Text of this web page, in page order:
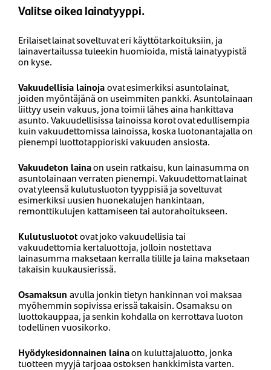
Valitse oikea lainatyyppi.
Erilaiset lainat soveltuvat eri käyttötarkoituksiin, ja
lainavertailussa tuleekin huomioida, mistä lainatyypistä
on kyse.
Vakuudellisia lainojaovat esimerkiksi asuntolainat,
joiden myöntäjänä on useimmiten pankki. Asuntolainaan
liittyy usein vakuus, jona toimii lähes aina hankittava
asunto. Vakuudellisissa lainoissa korot ovat edullisempia
kuin vakuudettomissa lainoissa, koska luotonantajalla on
pienempi luottotappioriski vakuuden ansiosta.
Vakuudeton lainaon usein ratkaisu, kun lainasumma on
asuntolainaan verraten pienempi. Vakuudettomat lainat
ovat yleensä kulutusluoton tyyppisiä ja soveltuvat
esimerkiksi uusien huonekalujen hankintaan,
remonttikulujen kattamiseen tai autorahoitukseen.
Kulutusluototovat joko vakuudellisia tai
vakuudettomia kertaluottoja, jolloin nostettava
lainasumma maksetaan kerralla tilille ja laina maksetaan
takaisin kuukausierissä.
Osamaksun avulla jonkin tietyn hankinnan voi maksaa
myöhemmin sopivissa erissä takaisin. Osamaksu on
luottokauppaa, ja senkin kohdalla on kerrottava luoton
todellinen vuosikorko.
Hyödykesidonnainen lainaon kuluttajaluotto, jonka
tuotteen myyjä tarjoaa ostoksen hankkimista varten.